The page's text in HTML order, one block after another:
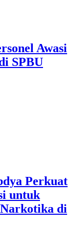
Awasi
SPBU
Perkuat
untuk
di